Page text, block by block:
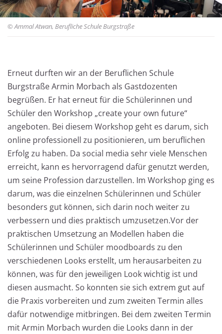
© Ammal Atwan, Berufliche Schule Burgstraße
Workshop mit Armin Morbach
Erneut durften wir an der Beruflichen Schule
Burgstraße Armin Morbach als Gastdozenten
begrüßen. Er hat erneut für die Schülerinnen und
Schüler den Workshop „create your own future“
angeboten. Bei diesem Workshop geht es darum, sich
online professionell zu positionieren, um beruflichen
Erfolg zu haben. Da social media sehr viele Menschen
erreicht, kann es hervorragend dafür genutzt werden,
um seine Profession darzustellen. Im Workshop ging es
darum, was die einzelnen Schülerinnen und Schüler
besonders gut können, sich darin noch weiter zu
verbessern und dies praktisch umzusetzen.Vor der
praktischen Umsetzung an Modellen haben die
Schülerinnen und Schüler moodboards zu den
verschiedenen Looks erstellt, um herausarbeiten zu
können, was für den jeweiligen Look wichtig ist und
diesen ausmacht. So konnten sie sich extrem gut auf
die Praxis vorbereiten und zum zweiten Termin alles
dafür notwendige mitbringen. Bei dem zweiten Termin
mit Armin Morbach wurden die Looks dann in der